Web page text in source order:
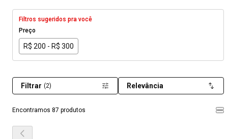
Filtros sugeridos pra você
Preço
R$ 200 - R$ 300
Encontramos 87 produtos
Filtrar (2) Relevância